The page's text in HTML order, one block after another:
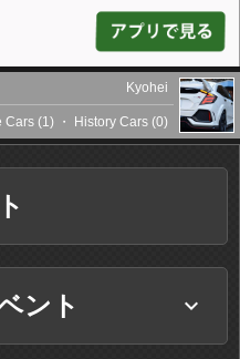
Kyohei
Cars (1) ・ History Cars (0)
ント keyboard_arrow_down